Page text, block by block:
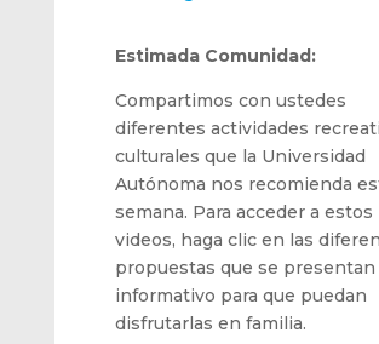
Estimada Comunidad:
Compartimos con ustedes
diferentes actividades
culturales que la Universidad
Autónoma nos recomienda
semana. Para acceder a estos
videos, haga clic en las
propuestas que se presentan
informativo para que puedan
disfrutarlas en familia.